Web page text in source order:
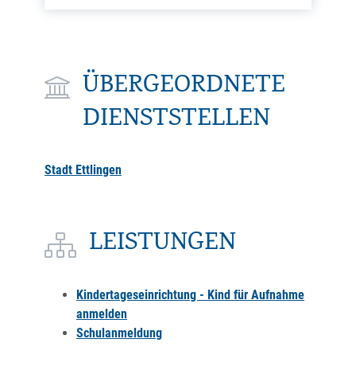
ÜBERGEORDNETE
DIENSTSTELLEN
Stadt Ettlingen
LEISTUNGEN
Kindertageseinrichtung - Kind für Aufnahme
anmelden
Schulanmeldung